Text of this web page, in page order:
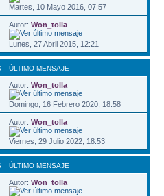
Martes, 10 Mayo 2016, 07:57
Autor:Won_tolla
Lunes, 27 Abril 2015, 12:21
ÚLTIMO MENSAJE
Autor:Won_tolla
Domingo, 16 Febrero 2020, 18:58
Autor:Won_tolla
Viernes, 29 Julio 2022, 18:53
ÚLTIMO MENSAJE
Autor:Won_tolla